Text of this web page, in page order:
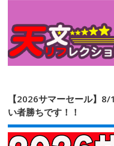
【2026サマーセール】
い者勝ちです！！